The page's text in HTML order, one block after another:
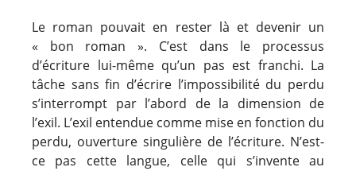
Le roman pouvait en rester là et devenir un
« bon roman ». C’est dans le processus
d’écriture lui-même qu’un pas est franchi. La
tâche sans fin d’écrire l’impossibilité du perdu
s’interrompt par l’abord de la dimension de
l’exil. L’exil entendue comme mise en fonction du
perdu, ouverture singulière de l’écriture. N’est-
ce pas cette langue, celle qui s’invente au